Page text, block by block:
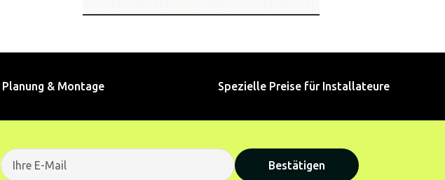
Planung & Montage Spezielle Preise für Installateure
Bestätigen